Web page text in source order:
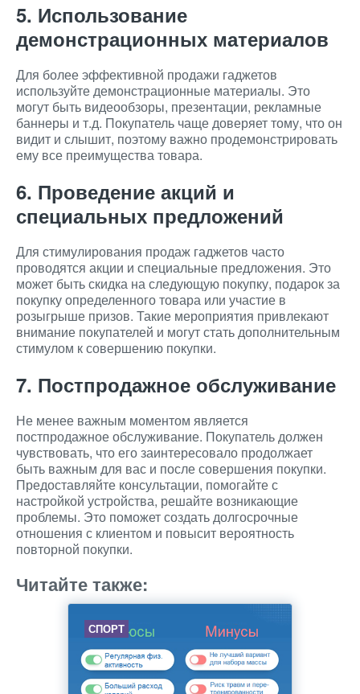
5. Использование
демонстрационных материалов
Для более эффективной продажи гаджетов
используйте демонстрационные материалы. Это
могут быть видеообзоры, презентации, рекламные
баннеры и т.д. Покупатель чаще доверяет тому, что он
видит и слышит, поэтому важно продемонстрировать
ему все преимущества товара.
6. Проведение акций и
специальных предложений
Для стимулирования продаж гаджетов часто
проводятся акции и специальные предложения. Это
может быть скидка на следующую покупку, подарок за
покупку определенного товара или участие в
розыгрыше призов. Такие мероприятия привлекают
внимание покупателей и могут стать дополнительным
стимулом к совершению покупки.
7. Постпродажное обслуживание
Не менее важным моментом является
постпродажное обслуживание. Покупатель должен
чувствовать, что его заинтересовало продолжает
быть важным для вас и после совершения покупки.
Предоставляйте консультации, помогайте с
настройкой устройства, решайте возникающие
проблемы. Это поможет создать долгосрочные
отношения с клиентом и повысит вероятность
повторной покупки.
Читайте также:
СПОРТ